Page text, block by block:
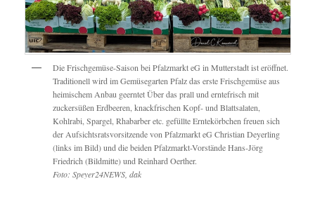
Die Frischgemüse-Saison bei Pfalzmarkt eG in Mutterstadt ist eröffnet.
Traditionell wird im Gemüsegarten Pfalz das erste Frischgemüse aus
heimischem Anbau geerntet Über das prall und erntefrisch mit
zuckersüßen Erdbeeren, knackfrischen Kopf- und Blattsalaten,
Kohlrabi, Spargel, Rhabarber etc. gefüllte Erntekörbchen freuen sich
der Aufsichtsratsvorsitzende von Pfalzmarkt eG Christian Deyerling
(links im Bild) und die beiden Pfalzmarkt-Vorstände Hans-Jörg
Friedrich (Bildmitte) und Reinhard Oerther.
Foto: Speyer24NEWS, dak